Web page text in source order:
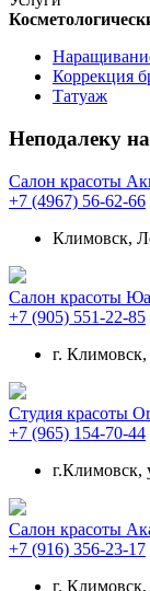
Коррекция
Татуаж
Неподалеку
Салон красоты
+7 (4967) 56-62-66
Климовск,
Салон красоты
+7 (905) 551-22-85
г.
Студия красоты
+7 (965) 154-70-44
г.Климовск,
Салон красоты
+7 (916) 356-23-17
г.